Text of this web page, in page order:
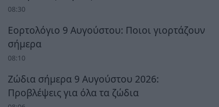
08:30
Εορτολόγιο 9 Αυγούστου: Ποιοι γιορτάζουν
σήμερα
08:10
Ζώδια σήμερα 9 Αυγούστου 2026:
Προβλέψεις για όλα τα ζώδια